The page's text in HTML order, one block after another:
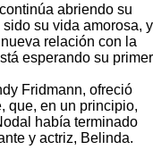
continúa abriendo su
su vida amorosa, y
relación con la
esperando su primer
Fridmann, ofreció
que, en un principio,
había terminado
y actriz, Belinda.